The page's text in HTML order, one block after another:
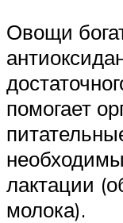
Овощи
помогает
лактации
молока).